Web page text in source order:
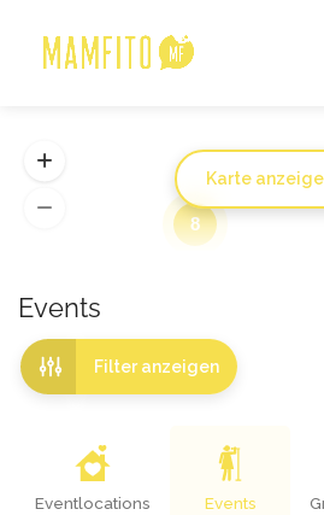
Events
Filter anzeigen
Eventlocations Events
8
Karte